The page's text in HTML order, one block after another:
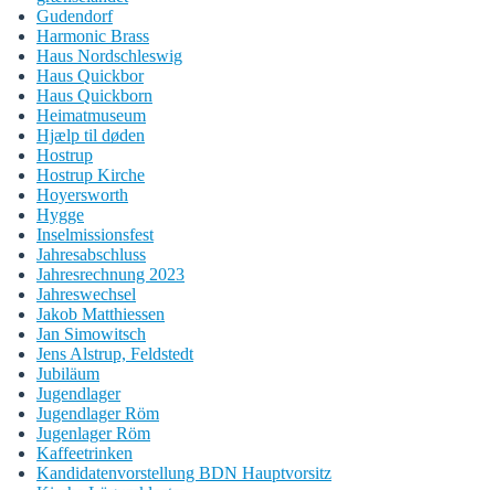
Gudendorf
Harmonic Brass
Haus Nordschleswig
Haus Quickbor
Haus Quickborn
Heimatmuseum
Hjælp til døden
Hostrup
Hostrup Kirche
Hoyersworth
Hygge
Inselmissionsfest
Jahresabschluss
Jahresrechnung 2023
Jahreswechsel
Jakob Matthiessen
Jan Simowitsch
Jens Alstrup, Feldstedt
Jubiläum
Jugendlager
Jugendlager Röm
Jugenlager Röm
Kaffeetrinken
Kandidatenvorstellung BDN Hauptvorsitz